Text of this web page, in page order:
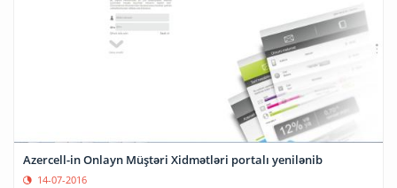
Azercell-in Onlayn Müştəri Xidmətləri portalı yenilənib
14-07-2016